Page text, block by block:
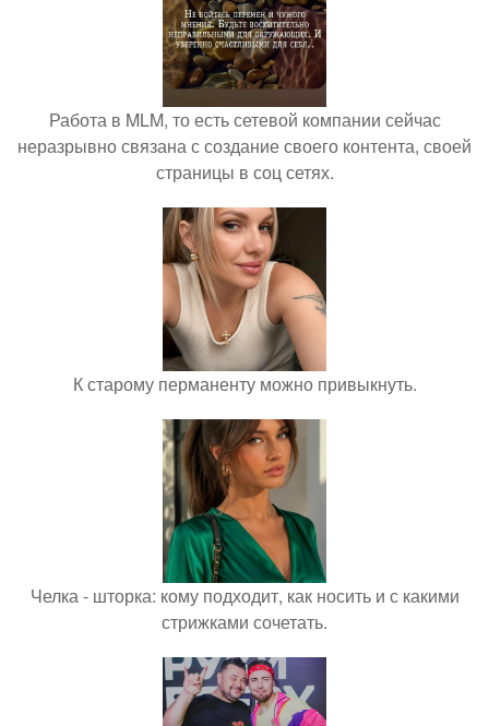
Работа в MLM, то есть сетевой компании сейчас
неразрывно связана с создание своего контента, своей
страницы в соц сетях.
К старому перманенту можно привыкнуть.
Челка - шторка: кому подходит, как носить и с какими
стрижками сочетать.